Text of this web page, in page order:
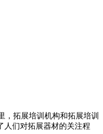
拓展培训机构和拓展培训
人们对拓展器材的关注程